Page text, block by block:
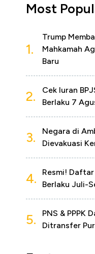
Most
1.
Trump
Mahkamah
Baru
2.
Cek Iuran
Berlaku 7
3.
Negara di
Dievakuasi
4.
Resmi!
Berlaku Juli-
5.
PNS & PPPK
Ditransfer